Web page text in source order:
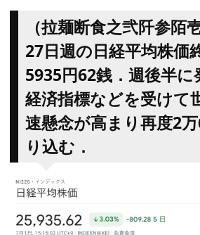
（拉麺断食之弐阡参陌
27日週の日経平均株価
5935円62銭．週後半
経済指標などを受けて
速懸念が高まり再度2
り込む．